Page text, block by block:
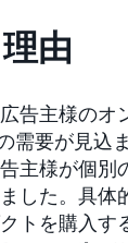
由
告主様のオ
需要が見込
主様が個別
した。具体
トを購入す